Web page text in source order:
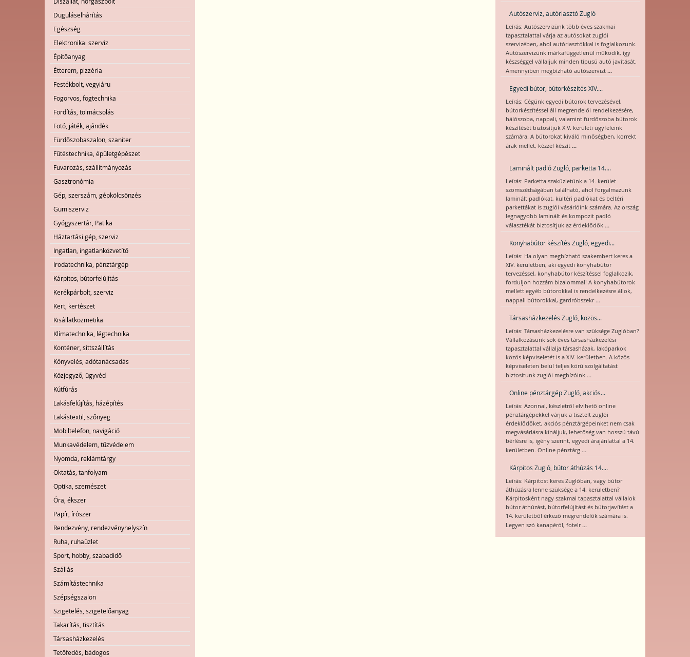
Duguláselhárítás
Egészség
Elektronikai szerviz
Építőanyag
Étterem, pizzéria
Festékbolt, vegyiáru
Fogorvos, fogtechnika
Fordítás, tolmácsolás
Fotó, játék, ajándék
Fürdőszobaszalon, szaniter
Fűtéstechnika, épületgépészet
Fuvarozás, szállítmányozás
Gasztronómia
Gép, szerszám, gépkölcsönzés
Gumiszerviz
Gyógyszertár, Patika
Háztartási gép, szerviz
Ingatlan, ingatlanközvetítő
Irodatechnika, pénztárgép
Kárpitos, bútorfelújítás
Kerékpárbolt, szerviz
Kert, kertészet
Kisállatkozmetika
Klímatechnika, légtechnika
Konténer, sittszállítás
Könyvelés, adótanácsadás
Közjegyző, ügyvéd
Kútfúrás
Lakásfelújítás, házépítés
Lakástextil, szőnyeg
Mobiltelefon, navigáció
Munkavédelem, tűzvédelem
Nyomda, reklámtárgy
Oktatás, tanfolyam
Optika, szemészet
Óra, ékszer
Papír, írószer
Rendezvény, rendezvényhelyszín
Ruha, ruhaüzlet
Sport, hobby, szabadidő
Szállás
Számítástechnika
Szépségszalon
Szigetelés, szigetelőanyag
Takarítás, tisztítás
Társasházkezelés
Tetőfedés, bádogos
Autószerviz, autóriasztó Zugló
Leírás: Autószervizünk több éves szakmai
tapasztalattal várja az autósokat zuglói
szervizében, ahol autóriasztókkal is foglalkozunk.
Autószervizünk márkafüggetlenül működik, így
készséggel vállaljuk minden típusú autó javítását.
Amennyiben megbízható autószervizt ...
Egyedi bútor, bútorkészítés XIV....
Leírás: Cégünk egyedi bútorok tervezésével,
bútorkészítéssel áll megrendelői rendelkezésére,
hálószoba, nappali, valamint fürdőszoba bútorok
készítését biztosítjuk XIV. kerületi ügyfeleink
számára. A bútorokat kiváló minőségben, korrekt
árak mellet, kézzel készít ...
Laminált padló Zugló, parketta 14....
Leírás: Parketta szaküzletünk a 14. kerület
szomszédságában található, ahol forgalmazunk
laminált padlókat, kültéri padlókat és beltéri
parkettákat is zuglói vásárlóink számára. Az ország
legnagyobb laminált és kompozit padló
választékát biztosítjuk az érdeklődők ...
Konyhabútor készítés Zugló, egyedi...
Leírás: Ha olyan megbízható szakembert keres a
XIV. kerületben, aki egyedi konyhabútor
tervezéssel, konyhabútor készítéssel foglalkozik,
forduljon hozzám bizalommal! A konyhabútorok
mellett egyéb bútorokkal is rendelkezésre állok,
nappali bútorokkal, gardróbszekr...
Társasházkezelés Zugló, közös...
Leírás: Társasházkezelésre van szüksége Zuglóban?
Vállalkozásunk sok éves társasházkezelési
tapasztalattal vállalja társasházak, lakóparkok
közös képviseletét is a XIV. kerületben. A közös
képviseleten belül teljes körű szolgáltatást
biztosítunk zuglói megbízóink ...
Online pénztárgép Zugló, akciós...
Leírás: Azonnal, készletről elvihető online
pénztárgépekkel várjuk a tisztelt zuglói
érdeklődőket, akciós pénztárgépeinket nem csak
megvásárlásra kínáljuk, lehetőség van hosszú távú
bérlésre is, igény szerint, egyedi árajánlattal a 14.
kerületben. Online pénztárg ...
Kárpitos Zugló, bútor áthúzás 14....
Leírás: Kárpitost keres Zuglóban, vagy bútor
áthúzásra lenne szüksége a 14. kerületben?
Kárpitosként nagy szakmai tapasztalattal vállalok
bútor áthúzást, bútorfelújítást és bútorjavítást a
14. kerületből érkező megrendelők számára is.
Legyen szó kanapéról, fotelr...